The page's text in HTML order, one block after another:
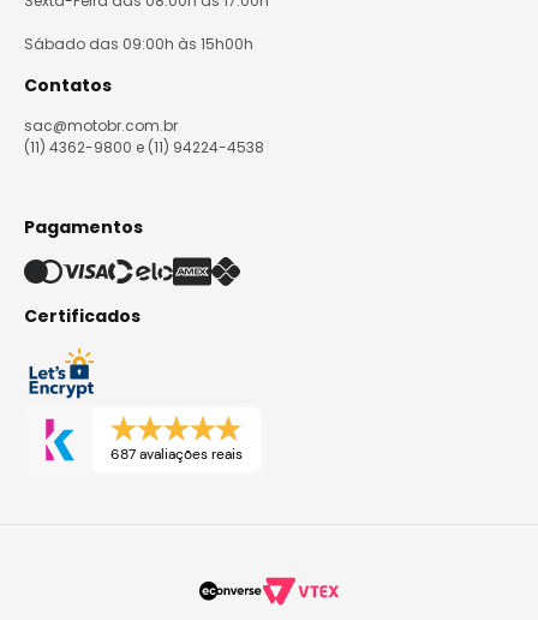
Sábado das 09:00h às 15h00h
Contatos
sac@motobr.com.br
(11) 4362-9800 e (11) 94224-4538
Pagamentos
Certificados
687 avaliações reais